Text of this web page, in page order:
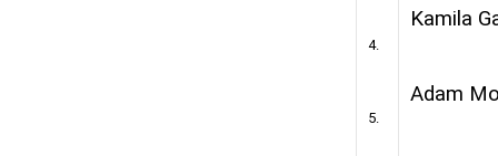
4.
5.
Kamila
Adam